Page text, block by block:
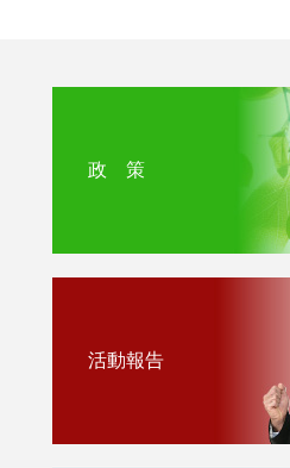
政 策
活動報告